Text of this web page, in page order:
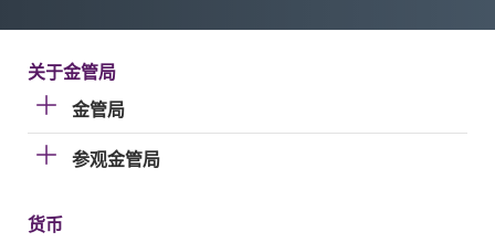
关于金管局
金管局
参观金管局
货币